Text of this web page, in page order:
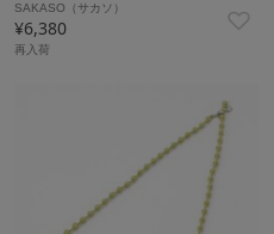
SAKASO（サカソ）
¥6,380
再入荷